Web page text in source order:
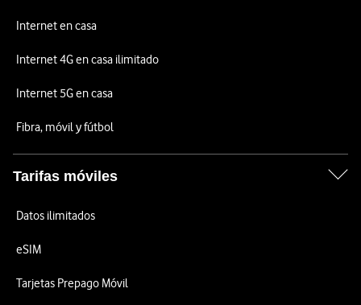
Internet en casa
Internet 4G en casa ilimitado
Internet 5G en casa
Fibra, móvil y fútbol
Tarifas móviles
Datos ilimitados
eSIM
Tarjetas Prepago Móvil